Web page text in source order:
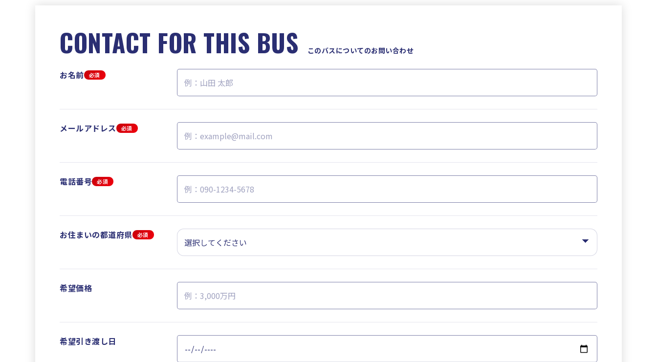
CONTACT FOR THIS BUS このバスについてのお問い合わせ
お名前 必須
メールアドレス 必須
電話番号 必須
お住まいの都道府県 必須
希望価格
希望引き渡し日